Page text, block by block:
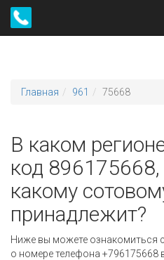
Главная 961 75668
В каком
код
какому
принадлежит?
Ниже вы можете ознакомиться
о номере телефона +796175668